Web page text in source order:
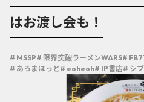
はお渡し会も！
# MSSP# 限界突破ラーメンWARS#
# あろまほっと# eoheoh# IP書店# シ